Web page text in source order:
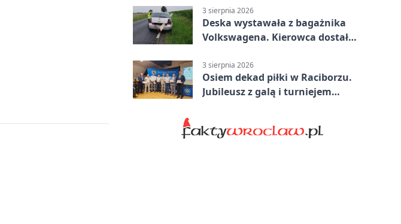
3 sierpnia 2026
Deska wystawała z bagażnika
Volkswagena. Kierowca dostał
3 sierpnia 2026
Osiem dekad piłki w Raciborzu.
Jubileusz z galą i turniejem